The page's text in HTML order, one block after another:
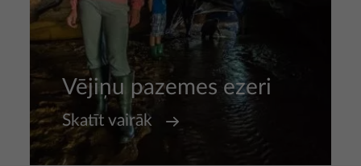
Vējiņu pazemes ezeri
Skatīt vairāk